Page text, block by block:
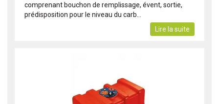
comprenant bouchon de remplissage, évent, sortie,
prédisposition pour le niveau du carb...
Lire la suite